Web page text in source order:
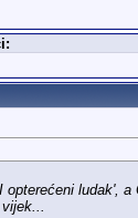
ludak',